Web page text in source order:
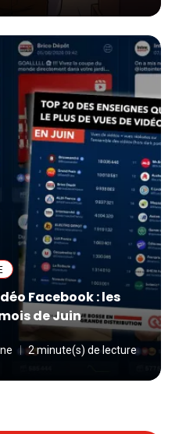
Facebook : les
de Juin
2 minute(s) de lecture